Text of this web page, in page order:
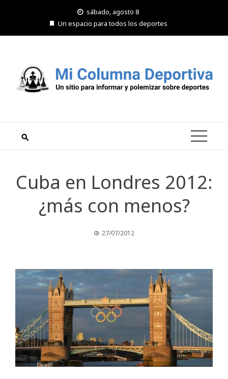
sábado, agosto 8
Un espacio para todos los deportes
Cuba en Londres 2012:
¿más con menos?
27/07/2012